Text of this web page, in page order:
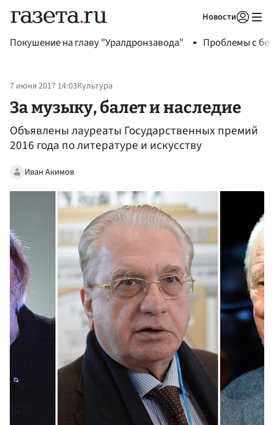
Новости
Покушение на главу "Уралдронзавода" Проблемы с
7 июня 2017 14:03Культура
За музыку, балет и наследие
Объявлены лауреаты Государственных премий
2016 года по литературе и искусству
Иван Акимов